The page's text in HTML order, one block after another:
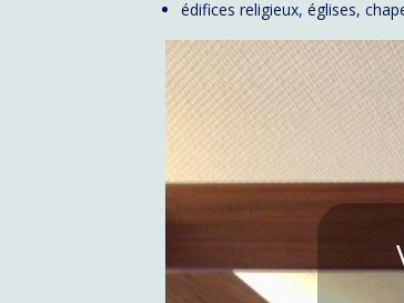
édifices religieux, églises,